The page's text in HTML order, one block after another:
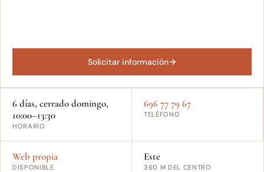
Solicitar información
6 días, cerrado domingo,
10:00–13:30
HORARIO
696 77 79 67
TELÉFONO
Web propia
DISPONIBLE
Este
360 M DEL CENTRO